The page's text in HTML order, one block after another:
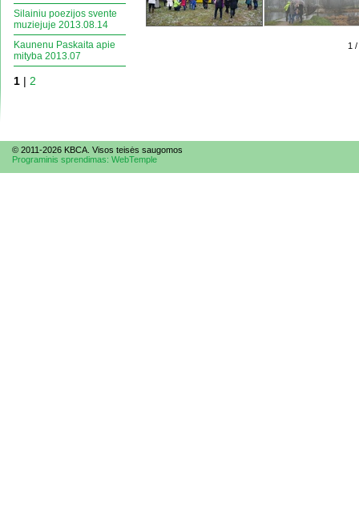
Silainiu poezijos svente
muziejuje 2013.08.14
Kaunenu Paskaita apie
mityba 2013.07
1 | 2
1
© 2011-2026 KBCA. Visos teisės saugomos
Programinis sprendimas: WebTemple